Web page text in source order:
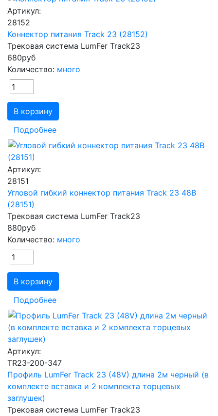
Артикул:
28152
Коннектор питания Track 23 (28152)
Трековая система LumFer Track23
680руб
Количество: много
В корзину
Подробнее
Артикул:
28151
Угловой гибкий коннектор питания Track 23 48В
(28151)
Трековая система LumFer Track23
880руб
Количество: много
В корзину
Подробнее
Артикул:
TR23-200-347
Профиль LumFer Track 23 (48V) длина 2м черный (в
комплекте вставка и 2 комплекта торцевых
заглушек)
Трековая система LumFer Track23